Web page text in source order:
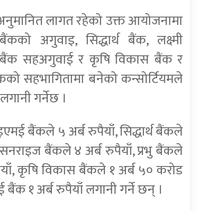
लागत रहेको उक्त आयोजनामा
अगुवाइ, सिद्धार्थ बैंक, लक्ष्मी
सहअगुवाई र कृषि विकास बैंक र
सहभागितामा बनेको कन्सोर्टियमले
गर्नेछ ।
बैंकले ५ अर्ब रुपैयाँ, सिद्धार्थ बैंकले
सनराइज बैंकले ४ अर्ब रुपैयाँ, प्रभु बैंकले
कृषि विकास बैंकले १ अर्ब ५० करोड
१ अर्ब रुपैयाँ लगानी गर्ने छन् ।